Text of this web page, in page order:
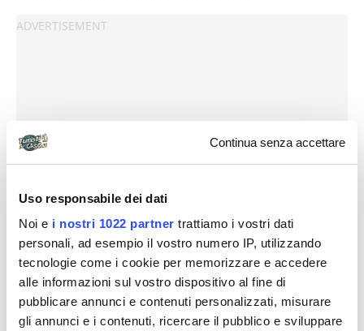
Continua senza accettare
Uso responsabile dei dati
Noi e i nostri 1022 partner trattiamo i vostri dati
personali, ad esempio il vostro numero IP, utilizzando
tecnologie come i cookie per memorizzare e accedere
alle informazioni sul vostro dispositivo al fine di
pubblicare annunci e contenuti personalizzati, misurare
gli annunci e i contenuti, ricercare il pubblico e sviluppare